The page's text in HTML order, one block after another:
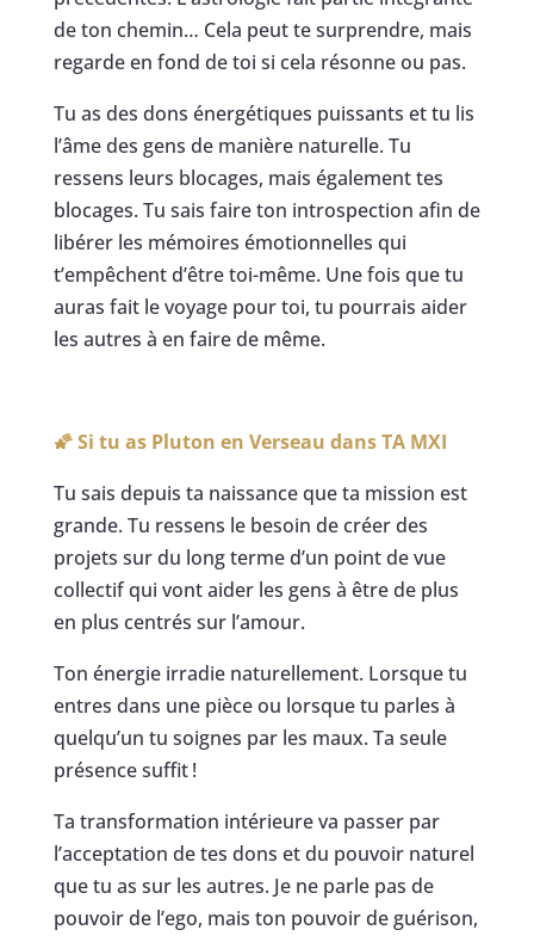
de ton chemin… Cela peut te surprendre, mais
regarde en fond de toi si cela résonne ou pas.
Tu as des dons énergétiques puissants et tu lis
l’âme des gens de manière naturelle. Tu
ressens leurs blocages, mais également tes
blocages. Tu sais faire ton introspection afin de
libérer les mémoires émotionnelles qui
t’empêchent d’être toi-même. Une fois que tu
auras fait le voyage pour toi, tu pourrais aider
les autres à en faire de même.
🌠 Si tu as Pluton en Verseau dansTA MXI
Tu sais depuis ta naissance que ta mission est
grande. Tu ressens le besoin de créer des
projets sur du long terme d’un point de vue
collectif qui vont aider les gens à être de plus
en plus centrés sur l’amour.
Ton énergie irradie naturellement. Lorsque tu
entres dans une pièce ou lorsque tu parles à
quelqu’un tu soignes par les maux. Ta seule
présence suffit !
Ta transformation intérieure va passer par
l’acceptation de tes dons et du pouvoir naturel
que tu as sur les autres. Je ne parle pas de
pouvoir de l’ego, mais ton pouvoir de guérison,